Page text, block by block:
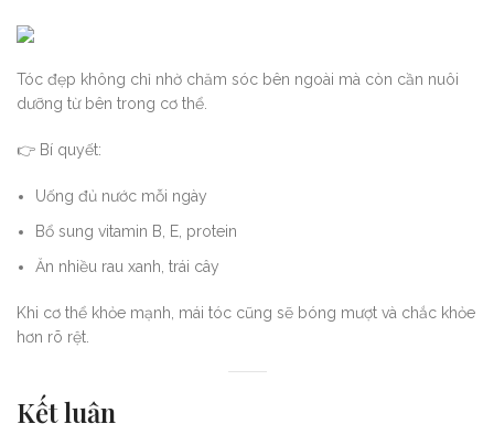
Tóc đẹp không chỉ nhờ chăm sóc bên ngoài mà còn cần nuôi
dưỡng từ bên trong cơ thể.
👉 Bí quyết:
Uống đủ nước mỗi ngày
Bổ sung vitamin B, E, protein
Ăn nhiều rau xanh, trái cây
Khi cơ thể khỏe mạnh, mái tóc cũng sẽ bóng mượt và chắc khỏe
hơn rõ rệt.
Kết luận